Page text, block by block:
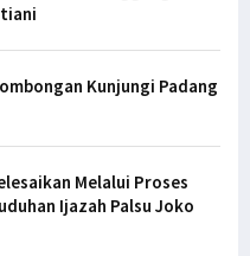
Kunjungi Padang
Melalui Proses
Ijazah Palsu Joko